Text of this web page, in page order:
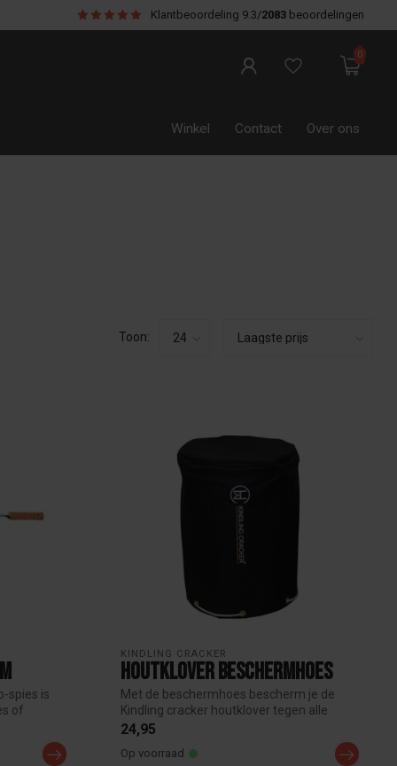
Klantbeoordeling 9.3/2083 beoordelingen
0
Winkel Contact Over ons
Toon:
spies is
of
KINDLING CRACKER
Houtklover beschermhoes
Met de beschermhoes bescherm je de
Kindling cracker houtklover tegen alle
weerso...
24,95
Op voorraad